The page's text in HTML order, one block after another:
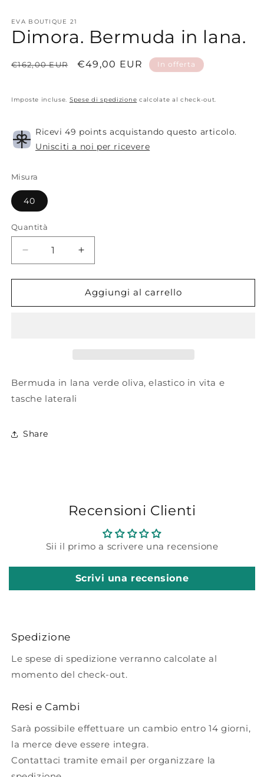
finestra
modale
EVA BOUTIQUE 21
Dimora. Bermuda in lana.
Prezzo
€162,00 EUR
Prezzo
€49,00 EUR In offerta
Imposte incluse. Spese di spedizione calcolate al check-out.
Ricevi 49 points acquistando questo articolo.
Unisciti a noi per ricevere
Misura
40
Quantità
Diminuisci
quantità
per
Bermuda
Aumenta
quantità
per
Dimora.
Bermuda
Aggiungi al carrello
Bermuda in lana verde oliva, elastico in vita e
tasche laterali
Share
Recensioni Clienti
Sii il primo a scrivere una recensione
Scrivi una recensione
Spedizione
Le spese di spedizione verranno calcolate al
momento del check-out.
Resi e Cambi
Sarà possibile effettuare un cambio entro 14 giorni,
la merce deve essere integra.
Contattaci tramite email per organizzare la